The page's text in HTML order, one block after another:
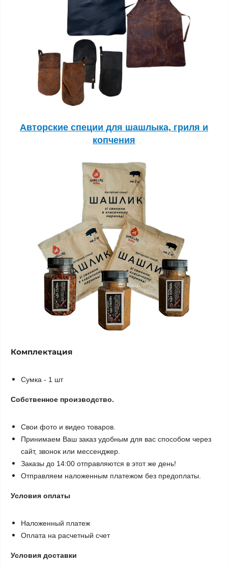
Авторские специи для шашлыка, гриля и
копчения
Комплектация
Сумка - 1 шт
Собственное производство.
Свои фото и видео товаров.
Принимаем Ваш заказ удобным для вас способом через
сайт, звонок или мессенджер.
Заказы до 14:00 отправляются в этот же день!
Отправляем наложенным платежом без предоплаты.
Условия оплаты
Наложенный платеж
Оплата на расчетный счет
Условия доставки